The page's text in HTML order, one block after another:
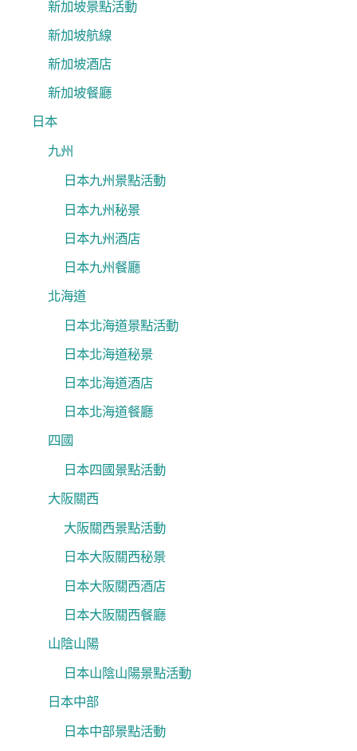
新加坡景點活動
新加坡航線
新加坡酒店
新加坡餐廳
日本
九州
日本九州景點活動
日本九州秘景
日本九州酒店
日本九州餐廳
北海道
日本北海道景點活動
日本北海道秘景
日本北海道酒店
日本北海道餐廳
四國
日本四國景點活動
大阪關西
大阪關西景點活動
日本大阪關西秘景
日本大阪關西酒店
日本大阪關西餐廳
山陰山陽
日本山陰山陽景點活動
日本中部
日本中部景點活動